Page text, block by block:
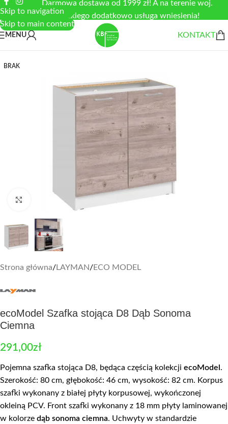
Skip to navigation
Skip to main content
Darmowa dostawa od 1999 zł! A na terenie woj.
łódzkiego dodatkowo usługa wniesienia!
MENU KONTAKT
BRAK
Zobacz duże zdjęcie
Strona główna/LAYMAN/ECO MODEL
ecoModel Szafka stojąca D8 Dąb Sonoma
Ciemna
291,00zł
Pojemna szafka stojąca D8, będąca częścią kolekcji ecoModel .
Szerokość: 80 cm, głębokość: 46 cm, wysokość: 82 cm. Korpus
szafki wykonany z białej płyty korpusowej, wykończonej
okleiną PCV. Front szafki wykonany z 18 mm płyty laminowanej
w kolorze dąb sonoma ciemna. Uchwyty w standardzie